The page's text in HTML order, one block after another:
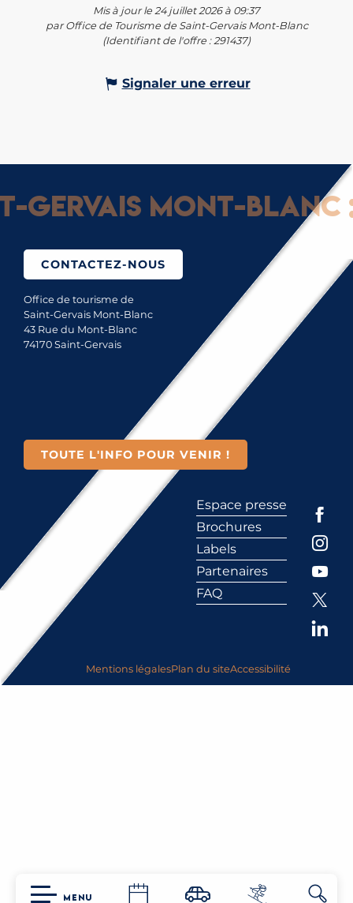
MENU
Mis à jour le 24 juillet 2026 à 09:37
par Office de Tourisme de Saint-Gervais Mont-Blanc
(Identifiant de l'offre :291437)
Signaler une erreur
Mont-Blanc :
CONTACTEZ-NOUS
Office de tourisme de
Saint-Gervais Mont-Blanc
43 Rue du Mont-Blanc
74170 Saint-Gervais
TOUTE L'INFO POUR VENIR !
Espace presse
Brochures
Labels
Partenaires
FAQ
Mentions légalesPlan du siteAccessibilité